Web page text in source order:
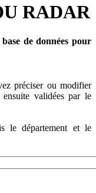
RADAR
de données pour
préciser ou modifier
validées par le
le département et le